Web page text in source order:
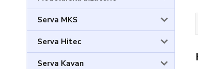
Serva MKS
Serva Hitec
Serva Kavan